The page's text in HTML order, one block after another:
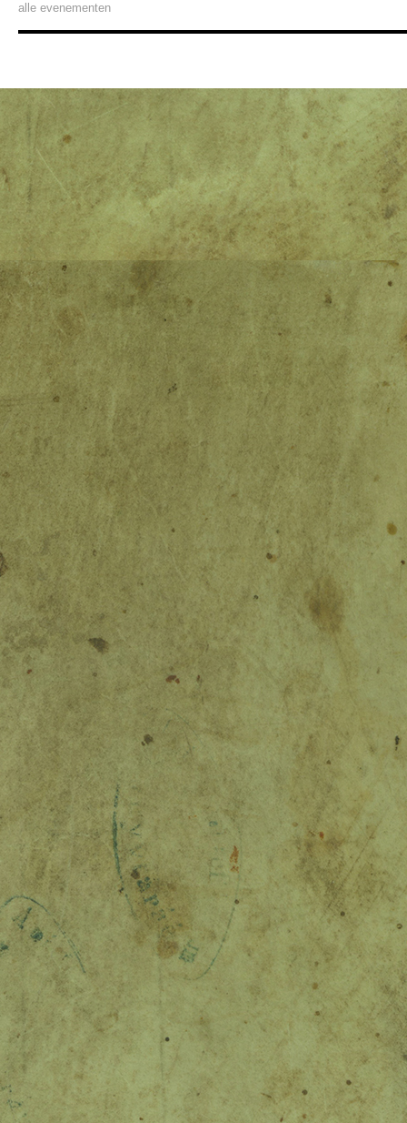
alle evenementen